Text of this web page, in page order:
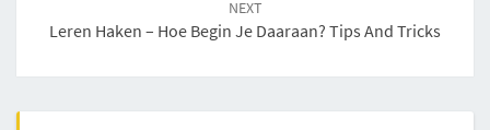
NEXT
Leren Haken – Hoe Begin Je Daaraan? Tips And Tricks